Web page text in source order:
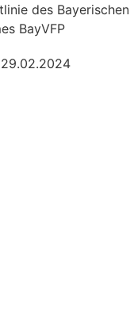
des Bayerischen
BayVFP